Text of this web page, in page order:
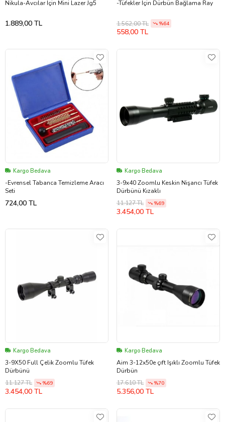
Nikula-Avcılar Için Mini Lazer Jg5
1.889,00 TL
-Tüfekler Için Dürbün Bağlama Ray
1.562,00 TL %64
558,00 TL
Kargo Bedava
-Evrensel Tabanca Temizleme Aracı
Seti
724,00 TL
Kargo Bedava
3-9x40 Zoomlu Keskin Nişancı Tüfek
Dürbünü Kızaklı
11.127 TL
%69
3.454,00 TL
Kargo Bedava
3-9X50 Full Çelik Zoomlu Tüfek
Dürbünü
11.127 TL
%69
3.454,00 TL
Kargo Bedava
Aim 3-12x50e çıft Işıklı Zoomlu Tüfek
Dürbün
17.610 TL
%70
5.356,00 TL